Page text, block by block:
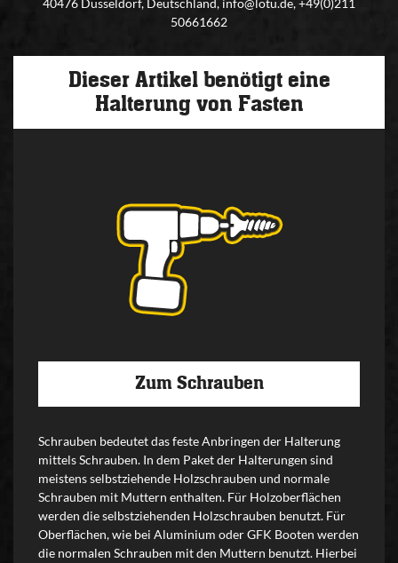
40476 Düsseldorf, Deutschland, info@lotu.de, +49(0)211
50661662
Dieser Artikel benötigt eine
Halterung von Fasten
Zum Schrauben
Schrauben bedeutet das feste Anbringen der Halterung
mittels Schrauben. In dem Paket der Halterungen sind
meistens selbstziehende Holzschrauben und normale
Schrauben mit Muttern enthalten. Für Holzoberflächen
werden die selbstziehenden Holzschrauben benutzt. Für
Oberflächen, wie bei Aluminium oder GFK Booten werden
die normalen Schrauben mit den Muttern benutzt. Hierbei